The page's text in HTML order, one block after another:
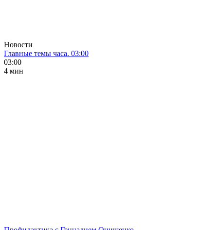
Новости
Главные темы часа. 03:00
03:00
4 мин